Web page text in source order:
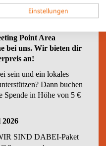
auf einen exklusiven
und
Point Area
bei uns. Wir bieten dir
an!
sein und ein lokales
Dann buchen
Spende in Höhe von 5 €
SIND DABEI-Paket
Einstellungen